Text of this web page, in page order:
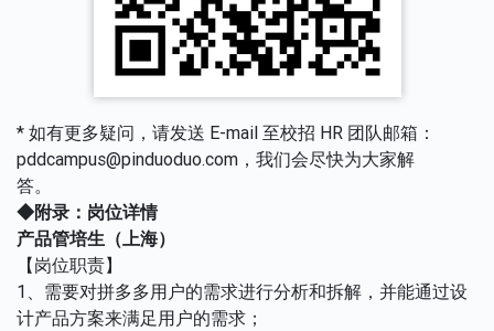
* 如有更多疑问，请发送 E-mail 至校招 HR 团队邮箱：
pddcampus@pinduoduo.com，我们会尽快为大家解
答。
◆附录：岗位详情
产品管培生（上海）
【岗位职责】
1、需要对拼多多用户的需求进行分析和拆解，并能通过设
计产品方案来满足用户的需求；